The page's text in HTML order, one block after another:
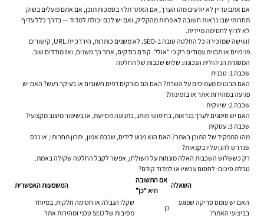
אם אתם עדיין לא יודעים מהו הערך, אם האתר תלוי בסמכות תוכן, אם אתם פועלים בשוק
תחרותי שבו נראות חשובה לא פחות מהקליק, ואם יש לכם יכולת למדוד — בדרך כלל עדיף
לא לרוץ לחסימה מיידית.
זו גישה שמזכירה כל החלטה טובה ב-SEO: לא משנים כותרות, היררכיית URL, קישורים
פנימיים או תבנית עמודים רק כי “אולי”. קודם בודקים, אחר כך משנים, ואז מודדים שוב.
המסגרת הניהולית הנכונה: שלוש שכבות של החלטה
שכבה 1: טכנית
האם הבוטים מעמיסים על השרת? האם הם סורקים דפים חשובים או בעיקר רעש? האם יש
פגיעה במהירות אתר או בזמינות?
שכבה 2: שיווקית
האם יש סימנים לערך בנראות, בחיפושי מותג, בתנועה מסייעת, או בשיפור מיצוב מקצועי?
שכבה 3: עסקית
מהו התפקיד של התוכן באתר? האם הוא מנוע לידים, שכבת אמון, יתרון תחרותי, או נכס
שנדרש להגן עליו בקנאות?
רק כששלוש השכבות האלה מונחות על השולחן, אפשר לקבל החלטה שקולה באמת.
טבלת סיכום: לחסום עכשיו או למדוד קודם?
השאלה
אם התשובה
היא “כן”
המשמעות האפשרית
האם יש עומס סריקה שפוגע
בביצועי האתר?
כן
שקלו הגבלה או חסימה חלקית, במיוחד
מסיבות של SEO טכני ומהירות אתר